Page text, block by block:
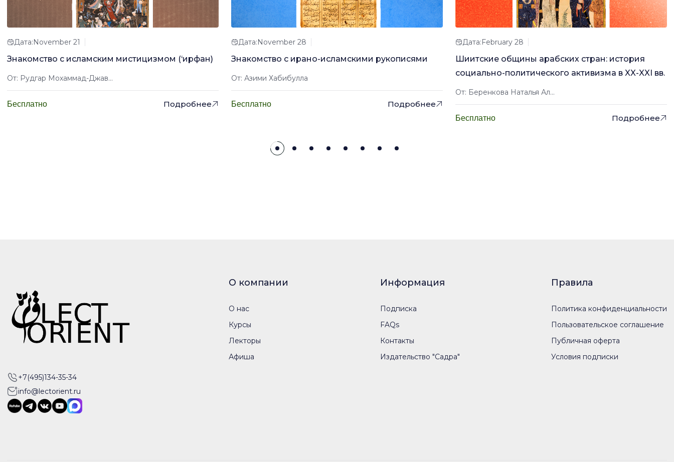
Дата:November 21
Знакомство с исламским мистицизмом (‘ирфан)
От: Рудгар Мохаммад-Джав...
Бесплатно Подробнее
Дата:November 28
Знакомство с ирано-исламскими рукописями
От: Азими Хабибулла
Бесплатно Подробнее
Дата:February 28
Шиитские общины арабских стран: история
социально-политического активизма в XX-XXI вв.
От: Беренкова Наталья Ал...
Бесплатно Подробнее
+7(495)134-35-34
info@lectorient.ru
О компании
О нас
Курсы
Лекторы
Афиша
Информация
Подписка
FAQs
Контакты
Издательство "Садра"
Правила
Политика конфиденциальности
Пользовательское соглашение
Публичная оферта
Условия подписки